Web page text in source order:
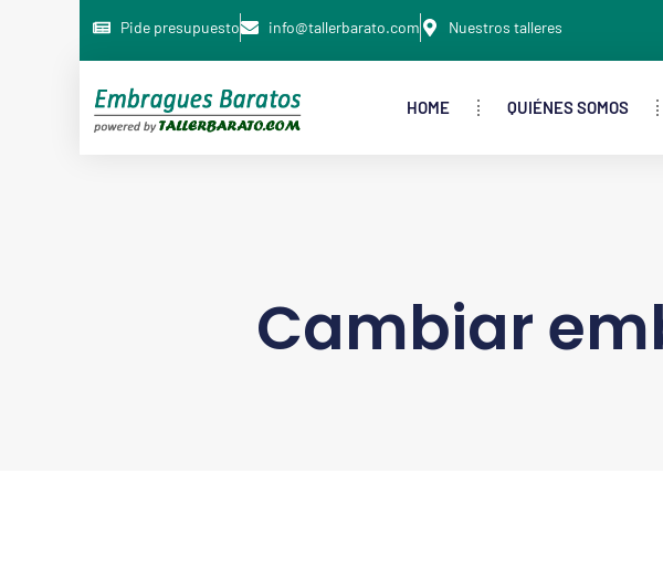
Pide presupuesto info@tallerbarato.com Nuestros talleres
HOME QUIÉNES SOMOS
Cambiar